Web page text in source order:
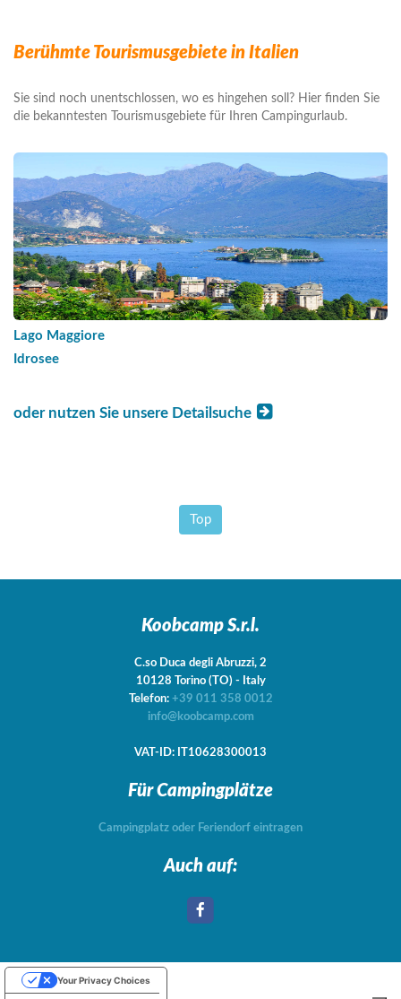
Berühmte Tourismusgebiete in Italien
Sie sind noch unentschlossen, wo es hingehen soll? Hier finden Sie
die bekanntesten Tourismusgebiete für Ihren Campingurlaub.
Lago Maggiore
Idrosee
oder nutzen Sie unsere Detailsuche
Top
Koobcamp S.r.l.
C.so Duca degli Abruzzi, 2
10128 Torino (TO) - Italy
Telefon: +39 011 358 0012
info@koobcamp.com
VAT-ID: IT10628300013
Für Campingplätze
Campingplatz oder Feriendorf eintragen
Auch auf:
Your Privacy Choices